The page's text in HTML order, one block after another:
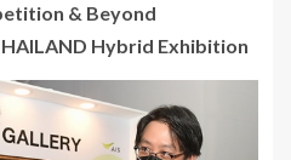
& Beyond
Hybrid Exhibition